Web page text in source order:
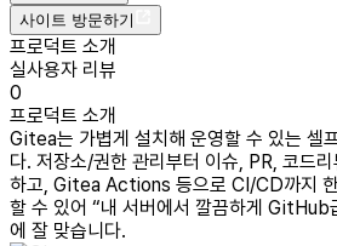
사이트 방문하기
프로덕트 소개
실사용자 리뷰
0
프로덕트 소개
Gitea는 가볍게 설치해 운영할 수 있는 셀
다. 저장소/권한 관리부터 이슈, PR, 코드
하고, Gitea Actions 등으로 CI/CD까지
할 수 있어 “내 서버에서 깔끔하게 GitHub
에 잘 맞습니다.